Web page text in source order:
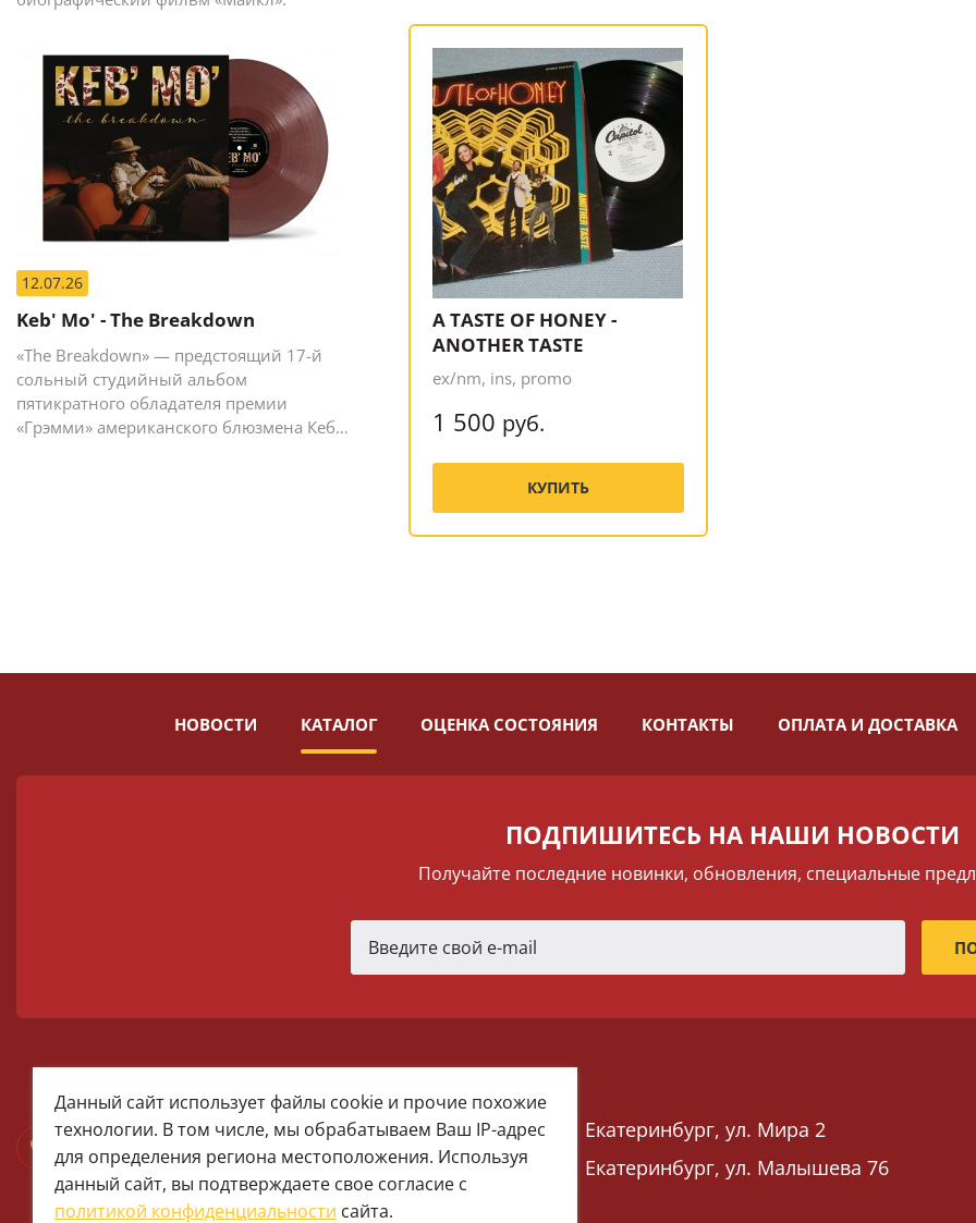
12.07.26
Keb' Mo' - The Breakdown
«The Breakdown» — предстоящий 17-й
сольный студийный альбом
пятикратного обладателя премии
«Грэмми» американского блюзмена Кеба
A TASTE OF HONEY -
ANOTHER TASTE
ex/nm, ins, promo
1 500 руб.
КУПИТЬ
НОВОСТИ КАТАЛОГ ОЦЕНКА СОСТОЯНИЯ КОНТАКТЫ ОПЛАТА И ДОСТАВКА
ПОДПИШИТЕСЬ НА НАШИ НОВОСТИ
Получайте последние новинки, обновления, специальные
+7 (922) 025-50-71 (MAX)
Тел:+7 (343) 374-15-67 (Мира 2)
Тел: +7 (343) 371-19-13 (Малышева 76)
+7 (922) 609-29-80 (MAX)
Екатеринбург, ул. Мира 2
Екатеринбург, ул. Малышева 76
Данный сайт использует файлы cookie и прочие похожие
технологии. В том числе, мы обрабатываем Ваш IP-адрес
для определения региона местоположения. Используя
данный сайт, вы подтверждаете свое согласие с
политикой конфиденциальности сайта.